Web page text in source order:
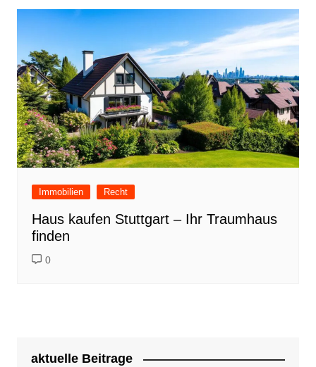
Immobilien Recht
Haus kaufen Stuttgart – Ihr Traumhaus
finden
0
aktuelle Beitrage